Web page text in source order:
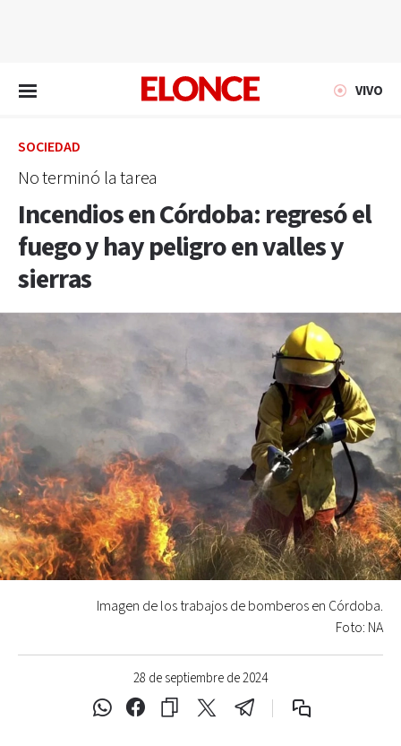
VIVO
SOCIEDAD
No terminó la tarea
Incendios en Córdoba: regresó el
fuego y hay peligro en valles y
sierras
28 de septiembre de 2024
Imagen de los trabajos de bomberos en Córdoba.
Foto: NA